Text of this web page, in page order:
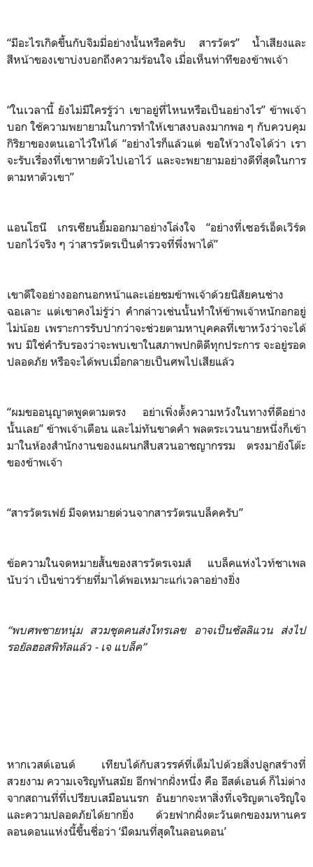
“มีอะไรเกิดขึ้นกับจิมมี่อย่างนั้นหรือครับ สารวัตร” น้ำเสียงและ
สีหน้าของเขาบ่งบอกถึงความร้อนใจ เมื่อเห็นท่าทีของข้าพเจ้า
“ในเวลานี้ ยังไม่มีใครรู้ว่า เขาอยู่ที่ไหนหรือเป็นอย่างไร” ข้าพเจ้า
บอก ใช้ความพยายามในการทำให้เขาสงบลงมากพอ ๆ กับควบคุม
กิริยาของตนเอาไว้ให้ได้ “อย่างไรก็แล้วแต่ ขอให้วางใจได้ว่า เรา
จะรับเรื่องที่เขาหายตัวไปเอาไว้ และจะพยายามอย่างดีที่สุดในการ
ตามหาตัวเขา”
แอนโธนี เกรเซียนยิ้มออกมาอย่างโล่งใจ “อย่างที่เซอร์เอ็ดเวิร์ด
บอกไว้จริง ๆ ว่าสารวัตรเป็นตำรวจที่พึ่งพาได้”
เขาดีใจอย่างออกนอกหน้าและเอ่ยชมข้าพเจ้าด้วยนิสัยคนช่าง
ฉอเลาะ แต่เขาคงไม่รู้ว่า คำกล่าวเช่นนั้นทำให้ข้าพเจ้าหนักอกอยู่
ไม่น้อย เพราะการรับปากว่าจะช่วยตามหาบุคคลที่เขาหวังว่าจะได้
พบ มิใช่คำรับรองว่าจะพบเขาในสภาพปกติดีทุกประการ จะอยู่รอด
ปลอดภัย หรือจะได้พบเมื่อกลายเป็นศพไปเสียแล้ว
“ผมขออนุญาตพูดตามตรง อย่าเพิ่งตั้งความหวังในทางที่ดีอย่าง
นั้นเลย” ข้าพเจ้าเตือน และไม่ทันขาดคำ พลตระเวนนายหนึ่งก็เข้า
มาในห้องสำนักงานของแผนกสืบสวนอาชญากรรม ตรงมายังโต๊ะ
ของข้าพเจ้า
“สารวัตรเฟย์ มีจดหมายด่วนจากสารวัตรแบล็คครับ”
ข้อความในจดหมายสั้นของสารวัตรเจมส์ แบล็คแห่งไวท์ชาเพล
นับว่า เป็นข่าวร้ายที่มาได้พอเหมาะแก่เวลาอย่างยิ่ง
“พบศพชายหนุ่ม สวมชุดคนส่งโทรเลข อาจเป็นซัลลิแวน ส่งไป
รอยัลฮอสพิทัลแล้ว - เจ แบล็ค”
หากเวสต์เอนด์ เทียบได้กับสวรรค์ที่เต็มไปด้วยสิ่งปลูกสร้างที่
สวยงาม ความเจริญทันสมัย อีกฟากฝั่งหนึ่ง คือ อีสต์เอนด์ ก็ไม่ต่าง
จากสถานที่ที่เปรียบเสมือนนรก อันยากจะหาสิ่งที่เจริญตาเจริญใจ
และความปลอดภัยได้ยากยิ่ง ด้วยฟากฝั่งตะวันตกของมหานคร
ลอนดอนแห่งนี้ขึ้นชื่อว่า ‘มืดมนที่สุดในลอนดอน’